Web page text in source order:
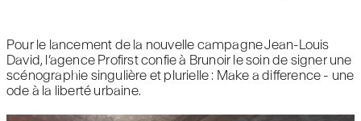
Pour le lancement de la nouvelle campagne Jean-Louis
David, l’agence Profirst confie à Brunoir le soin de signer une
scénographie singulière et plurielle : Make a difference - une
ode à la liberté urbaine.